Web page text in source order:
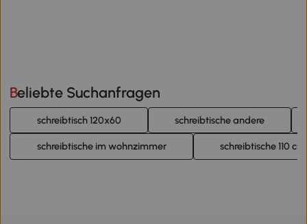
Beliebte Suchanfragen
schreibtisch 120x60 schreibtische andere
schreibtische im wohnzimmer schreibtische 110 cm